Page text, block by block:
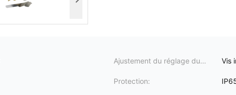
Ajustement du réglage du
Vis
Protection: